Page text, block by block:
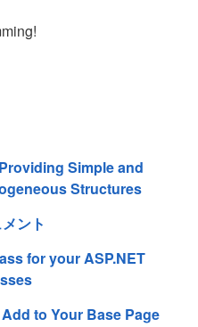
Simple and
Structures
ント
for your ASP.NET
to Your Base Page